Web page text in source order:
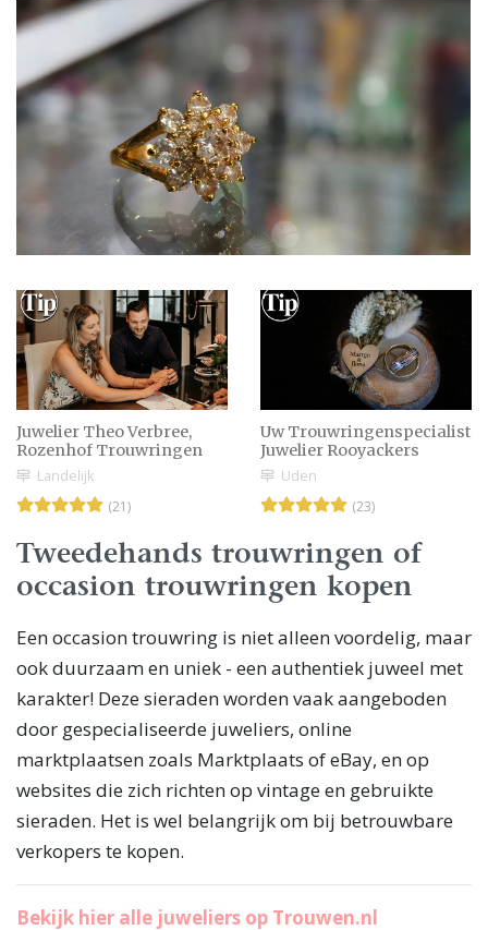
Juwelier Theo Verbree,
Rozenhof Trouwringen
Landelijk
(21)
Uw Trouwringenspecialist
Juwelier Rooyackers
Uden
(23)
Tweedehands trouwringen of
occasion trouwringen kopen
Een occasion trouwring is niet alleen voordelig, maar
ook duurzaam en uniek - een authentiek juweel met
karakter! Deze sieraden worden vaak aangeboden
door gespecialiseerde juweliers, online
marktplaatsen zoals Marktplaats of eBay, en op
websites die zich richten op vintage en gebruikte
sieraden. Het is wel belangrijk om bij betrouwbare
verkopers te kopen.
Bekijk hier alle juweliers op Trouwen.nl